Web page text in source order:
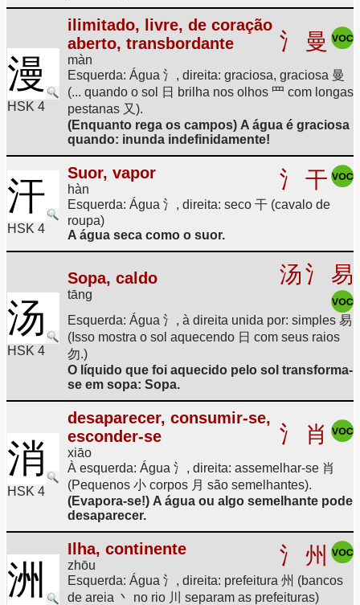
漫
HSK 4
ilimitado, livre, de coração
aberto, transbordante
màn
氵 曼
Esquerda: Água 氵, direita: graciosa, graciosa 曼
(... quando o sol 日 brilha nos olhos 罒 com longas
pestanas 又).
(Enquanto rega os campos) A água é graciosa
quando: inunda indefinidamente!
汗
HSK 4
Suor, vapor
hàn 氵 干
Esquerda: Água 氵, direita: seco 干 (cavalo de
roupa)
A água seca como o suor.
汤
HSK 4
Sopa, caldo
tāng
汤氵 易
Esquerda: Água 氵, à direita unida por: simples 易
(Isso mostra o sol aquecendo 日 com seus raios
勿.)
O líquido que foi aquecido pelo sol transforma-
se em sopa: Sopa.
消
HSK 4
desaparecer, consumir-se,
esconder-se
xiāo
氵 肖
À esquerda: Água 氵, direita: assemelhar-se 肖
(Pequenos 小 corpos 月 são semelhantes).
(Evapora-se!) A água ou algo semelhante pode
desaparecer.
洲
Ilha, continente
zhōu 氵 州
Esquerda: Água 氵, direita: prefeitura 州 (bancos
de areia 丶 no rio 川 separam as prefeituras)